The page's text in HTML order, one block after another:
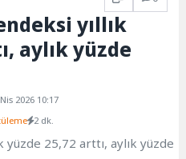
yıllık
aylık yüzde
2026 10:17
2 dk.